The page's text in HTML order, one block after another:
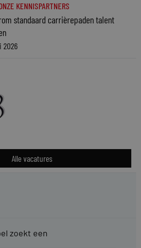
KENNISPARTNERS
standaard carrièrepaden talent
2026
Alle vacatures
zoekt een